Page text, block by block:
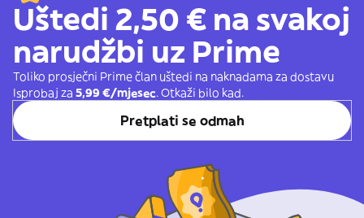
Uštedi 2,50 € na svakoj
narudžbi uz Prime
Toliko prosječni Prime član uštedi na naknadama za dostavu
Isprobaj za 5,99 €/mjesec. Otkaži bilo kad.
Pretplati se odmah